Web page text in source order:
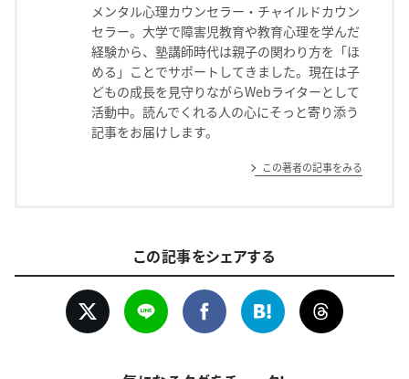
メンタル心理カウンセラー・チャイルドカウン
セラー。大学で障害児教育や教育心理を学んだ
経験から、塾講師時代は親子の関わり方を「ほ
める」ことでサポートしてきました。現在は子
どもの成長を見守りながらWebライターとして
活動中。読んでくれる人の心にそっと寄り添う
記事をお届けします。
この著者の記事をみる
この記事をシェアする